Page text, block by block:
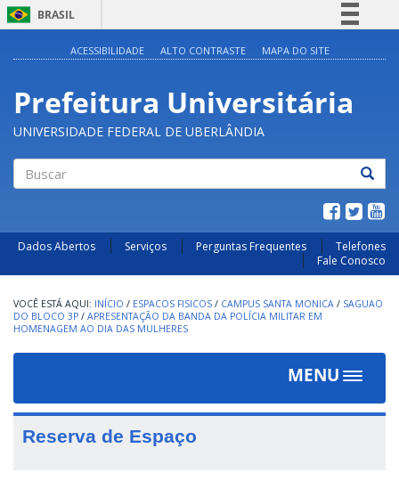
BRASIL
Participe
Acesso à informação
ACESSIBILIDADE ALTO CONTRASTE MAPA DO SITE
Prefeitura Universitária
UNIVERSIDADE FEDERAL DE UBERLÂNDIA
Dados Abertos Serviços Perguntas Frequentes
Telefones
Fale Conosco
INÍCIO / ESPACOS FISICOS / CAMPUS SANTA MONICA / SAGUAO
DO BLOCO 3P / APRESENTAÇÃO DA BANDA DA POLÍCIA MILITAR EM
HOMENAGEM AO DIA DAS MULHERES
MENU
Toggle
Reserva de Espaço